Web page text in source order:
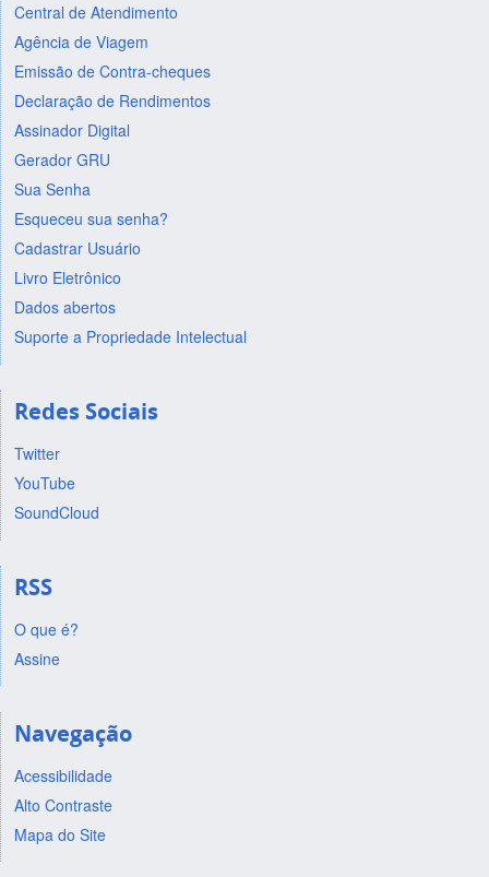
Central de Atendimento
Agência de Viagem
Emissão de Contra-cheques
Declaração de Rendimentos
Assinador Digital
Gerador GRU
Sua Senha
Esqueceu sua senha?
Cadastrar Usuário
Livro Eletrônico
Dados abertos
Suporte a Propriedade Intelectual
Redes Sociais
Twitter
YouTube
SoundCloud
RSS
O que é?
Assine
Navegação
Acessibilidade
Alto Contraste
Mapa do Site